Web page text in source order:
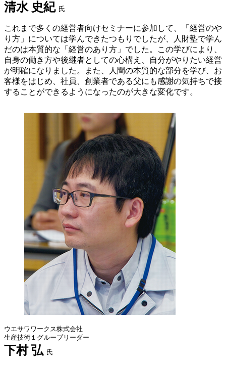
清水 史紀 氏
これまで多くの経営者向けセミナーに参加して、「経営のや
り方」については学んできたつもりでしたが、人財塾で学ん
だのは本質的な「経営のあり方」でした。この学びにより、
自身の働き方や後継者としての心構え、自分がやりたい経営
が明確になりました。また、人間の本質的な部分を学び、お
客様をはじめ、社員、創業者である父にも感謝の気持ちで接
することができるようになったのが大きな変化です。
ウエサワワークス株式会社
生産技術１グループリーダー
下村 弘 氏